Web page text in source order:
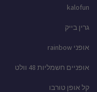
kalofun
גרין בייק
אופני rainbow
אופניים חשמליות 48 וולט
קל אופן טורבו